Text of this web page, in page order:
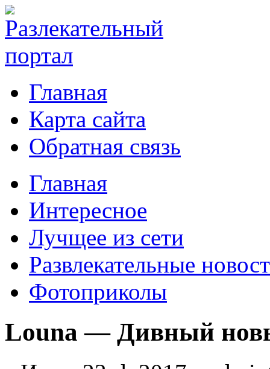
Главная
Карта сайта
Обратная связь
Главная
Интересное
Лучщее из сети
Развлекательные
Фотоприколы
Louna — Дивный